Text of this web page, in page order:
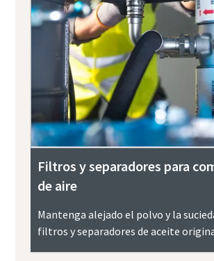
Filtros y separadores para
de aire
Mantenga alejado el polvo y la
filtros y separadores de aceite